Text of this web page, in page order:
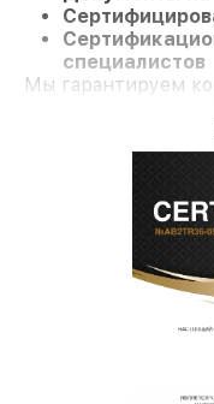
специалистов
Мы гарантируем